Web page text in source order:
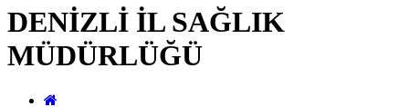
DENİZLİ İL SAĞLIK
MÜDÜRLÜĞÜ